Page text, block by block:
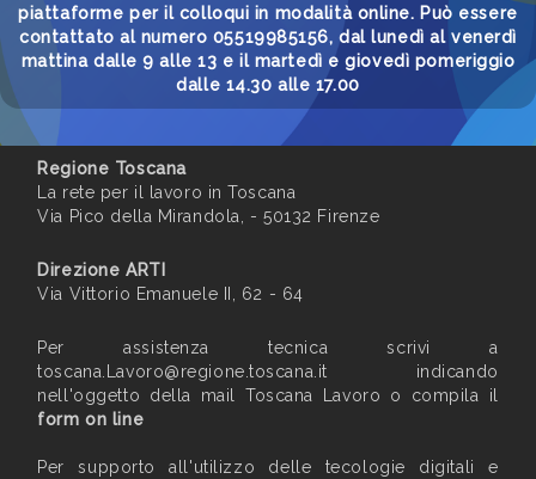
piattaforme per il colloqui in modalità online. Può essere
contattato al numero 05519985156, dal lunedì al venerdì
mattina dalle 9 alle 13 e il martedì e giovedì pomeriggio
dalle 14.30 alle 17.00
Regione Toscana
La rete per il lavoro in Toscana
Via Pico della Mirandola, - 50132 Firenze
Direzione ARTI
Via Vittorio Emanuele II, 62 - 64
Per assistenza tecnica scrivi a
toscana.Lavoro@regione.toscana.it indicando
nell'oggetto della mail Toscana Lavoro o compila il
form on line
Per supporto all'utilizzo delle tecologie digitali e